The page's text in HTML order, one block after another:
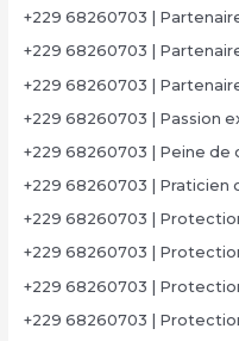
+229 68260703 |
+229 68260703 |
+229 68260703 |
+229 68260703 | Passion
+229 68260703 | Peine de
+229 68260703 | Praticien
+229 68260703 |
+229 68260703 |
+229 68260703 |
+229 68260703 |